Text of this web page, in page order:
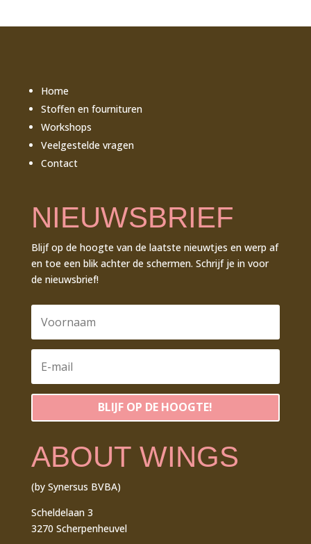
Home
Stoffen en fournituren
Workshops
Veelgestelde vragen
Contact
NIEUWSBRIEF
Blijf op de hoogte van de laatste nieuwtjes en werp af
en toe een blik achter de schermen. Schrijf je in voor
de nieuwsbrief!
BLIJF OP DE HOOGTE!
ABOUT WINGS
(by Synersus BVBA)
Scheldelaan 3
3270 Scherpenheuvel